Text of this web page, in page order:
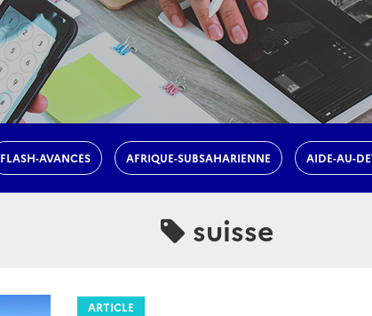
FLASH-AVANCES AFRIQUE-SUBSAHARIENNE AIDE-AU-
suisse
ARTICLE